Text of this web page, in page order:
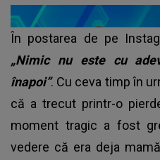
În postarea de pe
„Nimic nu este cu
înapoi”. Cu ceva timp în
că a trecut printr-o
moment tragic a fost
vedere că era deja